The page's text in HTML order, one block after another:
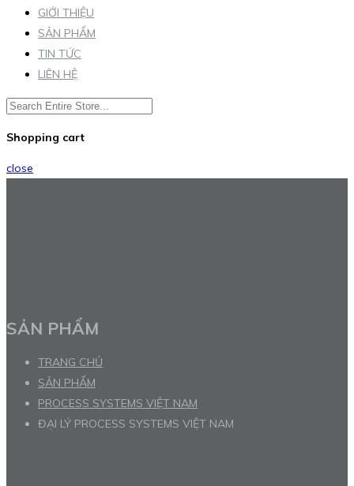
GIỚI THIỆU
SẢN PHẨM
TIN TỨC
LIÊN HỆ
Shopping cart
close
SẢN PHẨM
TRANG CHỦ
SẢN PHẨM
PROCESS SYSTEMS VIỆT NAM
ĐẠI LÝ PROCESS SYSTEMS VIỆT NAM